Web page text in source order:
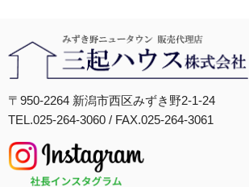
〒950-2264 新潟市西区みずき野2-1-24
TEL.025-264-3060 / FAX.025-264-3061